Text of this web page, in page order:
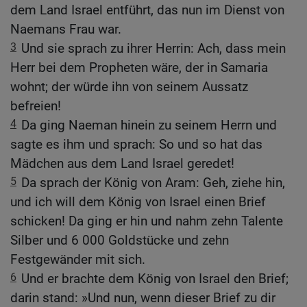
dem Land Israel entführt, das nun im Dienst von
Naemans Frau war.
3 Und sie sprach zu ihrer Herrin: Ach, dass mein
Herr bei dem Propheten wäre, der in Samaria
wohnt; der würde ihn von seinem Aussatz
befreien!
4 Da ging Naeman hinein zu seinem Herrn und
sagte es ihm und sprach: So und so hat das
Mädchen aus dem Land Israel geredet!
5 Da sprach der König von Aram: Geh, ziehe hin,
und ich will dem König von Israel einen Brief
schicken! Da ging er hin und nahm zehn Talente
Silber und 6 000 Goldstücke und zehn
Festgewänder mit sich.
6 Und er brachte dem König von Israel den Brief;
darin stand: »Und nun, wenn dieser Brief zu dir